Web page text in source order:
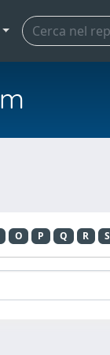
O P Q R S